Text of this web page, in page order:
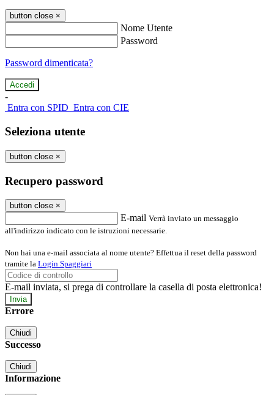
button close ×
Nome Utente
Password
Password dimenticata?
-
Entra con SPID Entra con CIE
Seleziona utente
button close ×
Recupero password
button close ×
E-mail Verrà inviato un messaggio
all'indirizzo indicato con le istruzioni necessarie.
Non hai una e-mail associata al nome utente? Effettua il reset della password
tramite la Login Spaggiari
E-mail inviata, si prega di controllare la casella di posta elettronica!
Errore
Chiudi
Successo
Chiudi
Informazione